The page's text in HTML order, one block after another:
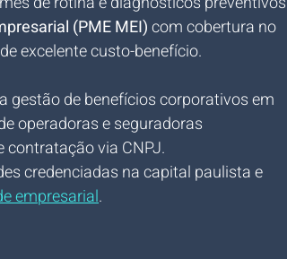
(PME MEI) com cobertura no
excelente custo-benefício.
gestão de benefícios corporativos em
operadoras e seguradoras
contratação via CNPJ.
credenciadas na capital paulista e
empresarial.